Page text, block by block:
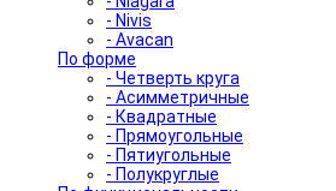
- Nivis
- Avacan
По форме
- Четверть круга
- Асимметричные
- Квадратные
- Прямоугольные
- Пятиугольные
- Полукруглые